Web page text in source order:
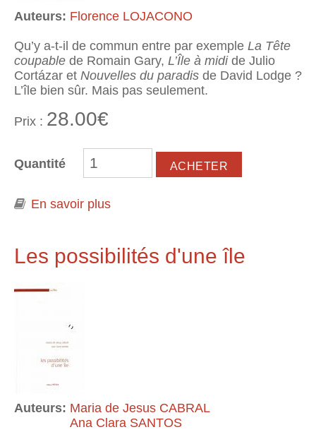
Auteurs: Florence LOJACONO
Qu’y a-t-il de commun entre par exemple La Tête
coupable de Romain Gary, L’Île à midi de Julio
Cortázar et Nouvelles du paradis de David Lodge ?
L’île bien sûr. Mais pas seulement.
Prix : 28.00€
Quantité
En savoir plus
Les possibilités d'une île
Auteurs: Maria de Jesus CABRAL
Ana Clara SANTOS